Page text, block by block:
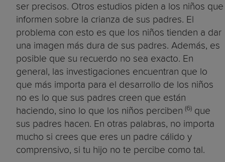
ser precisos. Otros estudios piden a los niños que
informen sobre la crianza de sus padres. El
problema con esto es que los niños tienden a dar
una imagen más dura de sus padres. Además, es
posible que su recuerdo no sea exacto. En
general, las investigaciones encuentran que lo
que más importa para el desarrollo de los niños
no es lo que sus padres creen que están
haciendo, sino lo que los niños perciben (6) que
sus padres hacen. En otras palabras, no importa
mucho si crees que eres un padre cálido y
comprensivo, si tu hijo no te percibe como tal.